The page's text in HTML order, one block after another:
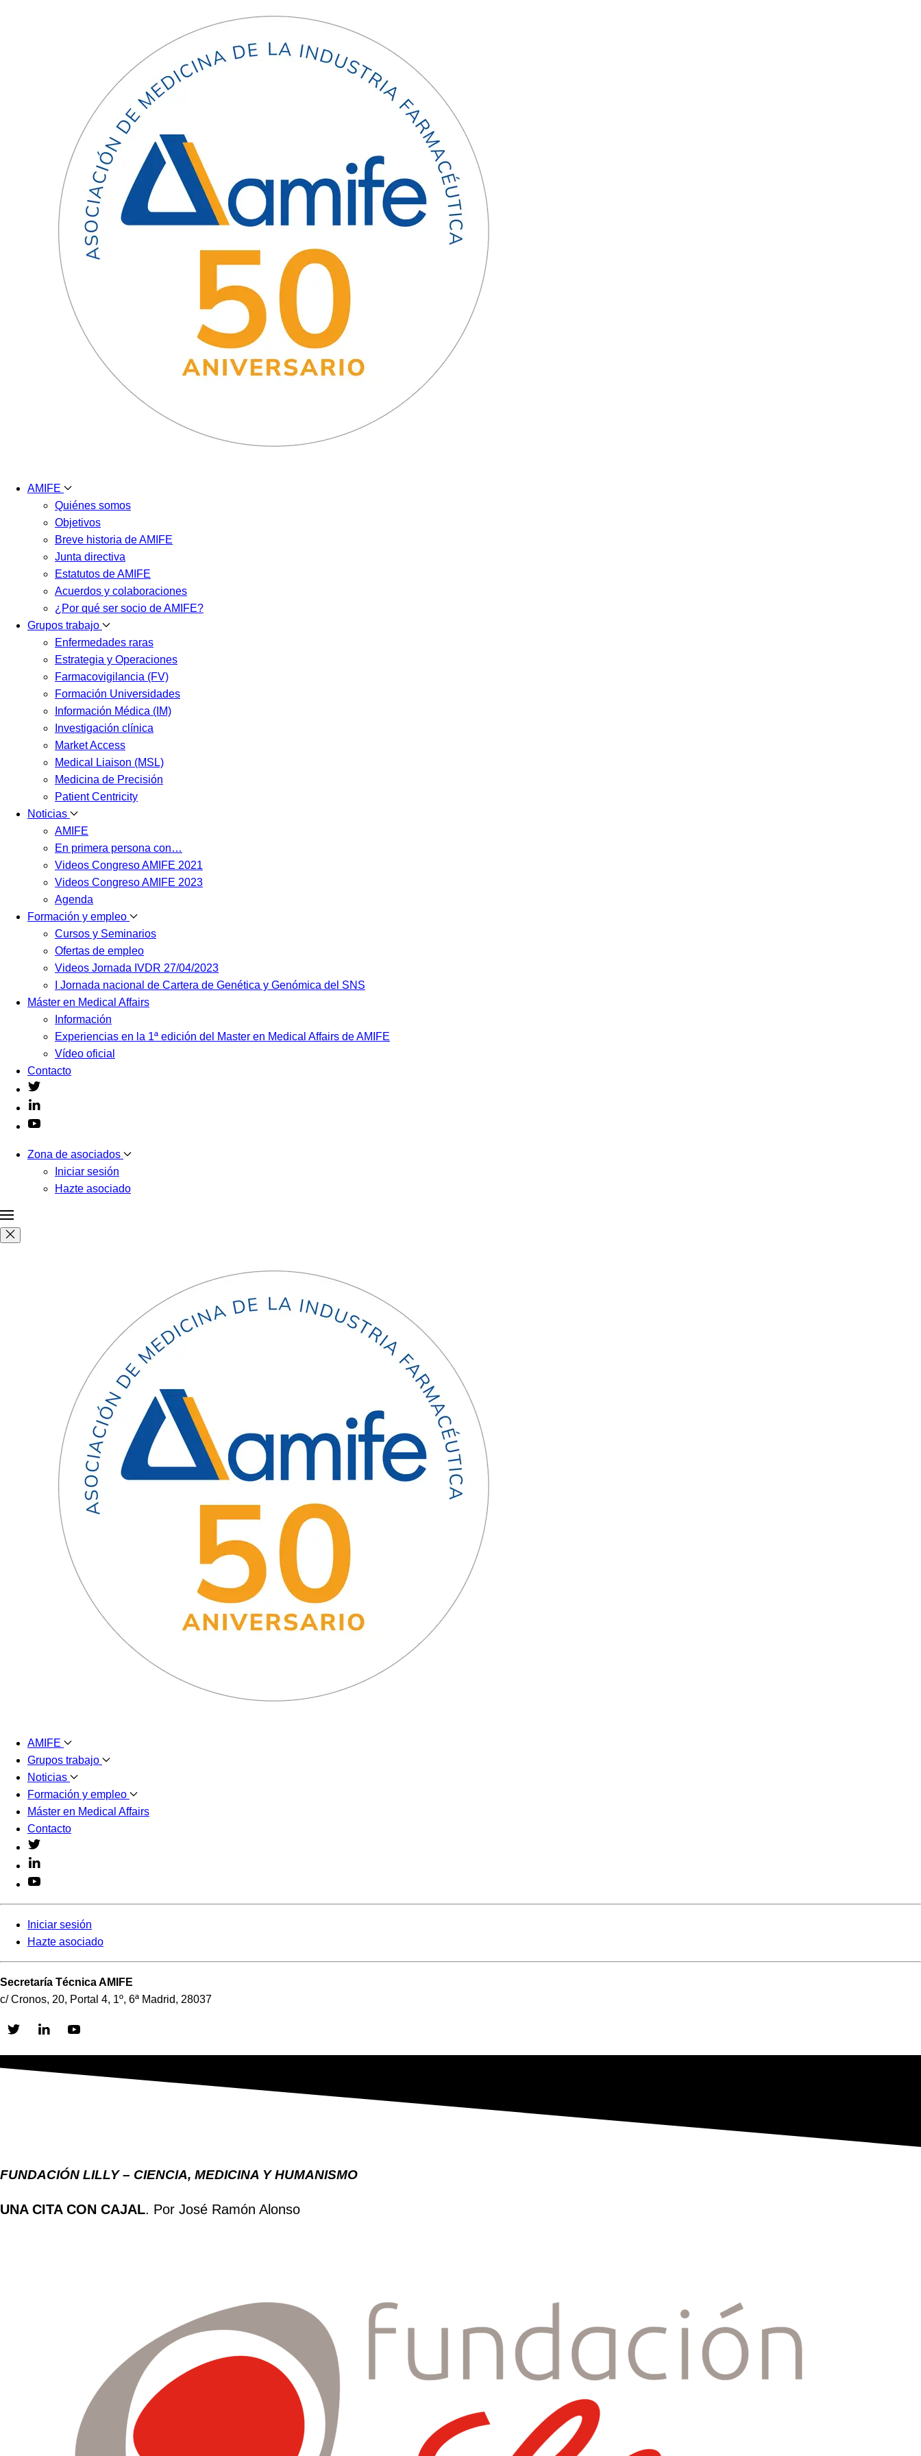
AMIFE
Quiénes somos
Objetivos
Breve historia de AMIFE
Junta directiva
Estatutos de AMIFE
Acuerdos y colaboraciones
¿Por qué ser socio de AMIFE?
Grupos trabajo
Enfermedades raras
Estrategia y Operaciones
Farmacovigilancia (FV)
Formación Universidades
Información Médica (IM)
Investigación clínica
Market Access
Medical Liaison (MSL)
Medicina de Precisión
Patient Centricity
Noticias
AMIFE
En primera persona con…
Videos Congreso AMIFE 2021
Videos Congreso AMIFE 2023
Agenda
Formación y empleo
Cursos y Seminarios
Ofertas de empleo
Videos Jornada IVDR 27/04/2023
I Jornada nacional de Cartera de Genética y Genómica del SNS
Máster en Medical Affairs
Información
Experiencias en la 1ª edición del Master en Medical Affairs de AMIFE
Vídeo oficial
Contacto
Zona de asociados
Iniciar sesión
Hazte asociado
AMIFE
Grupos trabajo
Noticias
Formación y empleo
Máster en Medical Affairs
Contacto
Iniciar sesión
Hazte asociado
Secretaría Técnica AMIFE
c/ Cronos, 20, Portal 4, 1º, 6ª Madrid, 28037
FUNDACIÓN LILLY – CIENCIA, MEDICINA Y HUMANISMO
UNA CITA CON CAJAL. Por José Ramón Alonso